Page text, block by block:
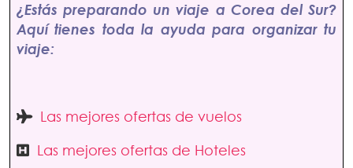
¿Estás preparando un viaje a Corea del Sur?
Aquí tienes toda la ayuda para organizar tu
viaje:
Las mejores ofertas de vuelos
Las mejores ofertas de Hoteles